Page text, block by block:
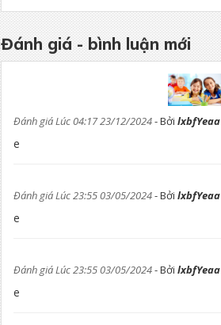
Chẩn đoán và xét nghiệm bệnh động
vật
Chăm sóc sức khỏe
Đánh giá - bình luận mới
Đánh giá Lúc 04:17 23/12/2024- Bởi lxbfYeaa
e
Đánh giá Lúc 23:55 03/05/2024- Bởi lxbfYeaa
e
Đánh giá Lúc 23:55 03/05/2024- Bởi lxbfYeaa
e